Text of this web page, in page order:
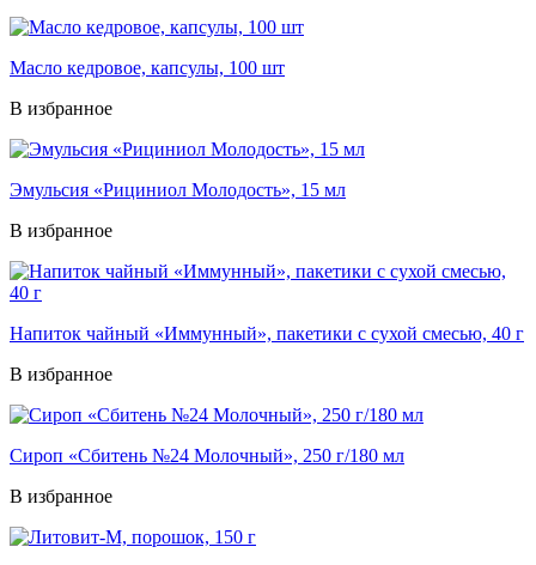
Масло кедровое, капсулы, 100 шт
В избранное
Эмульсия «Рициниол Молодость», 15 мл
В избранное
Напиток чайный «Иммунный», пакетики с сухой смесью, 40 г
В избранное
Сироп «Сбитень №24 Молочный», 250 г/180 мл
В избранное